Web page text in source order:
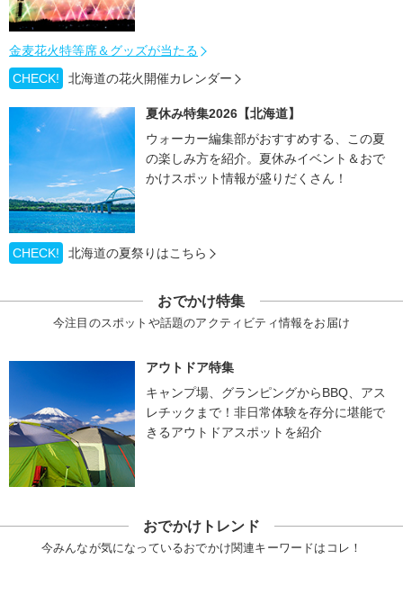
金麦花火特等席＆グッズが当たる
CHECK!
北海道の花火開催カレンダー
夏休み特集2026【北海道】
ウォーカー編集部がおすすめする、この夏
の楽しみ方を紹介。夏休みイベント＆おで
かけスポット情報が盛りだくさん！
CHECK! 北海道の夏祭りはこちら
おでかけ特集
今注目のスポットや話題のアクティビティ情報をお届け
アウトドア特集
キャンプ場、グランピングからBBQ、アス
レチックまで！非日常体験を存分に堪能で
きるアウトドアスポットを紹介
おでかけトレンド
今みんなが気になっているおでかけ関連キーワードはコレ！